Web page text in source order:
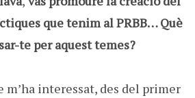
que tenim al PRBB… Què
te per aquest temes?
m’ha interessat, des del primer